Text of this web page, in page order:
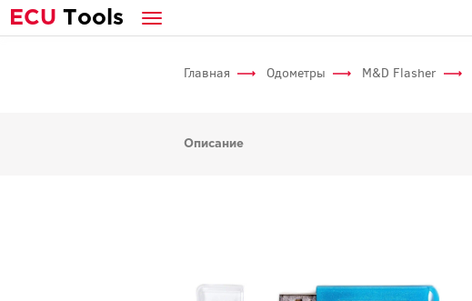
ECU Tools
Главная Одометры M&D Flasher
Описание